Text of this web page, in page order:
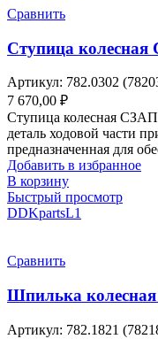
Сравнить
Ступица
Артикул: 782.0302
7 670,00 ₽
Ступица колесная
деталь ходовой части
предназначенная для
Добавить в избранное
В корзину
Быстрый просмотр
DDKpartsL1
Сравнить
Шпилька
Артикул: 782.1821